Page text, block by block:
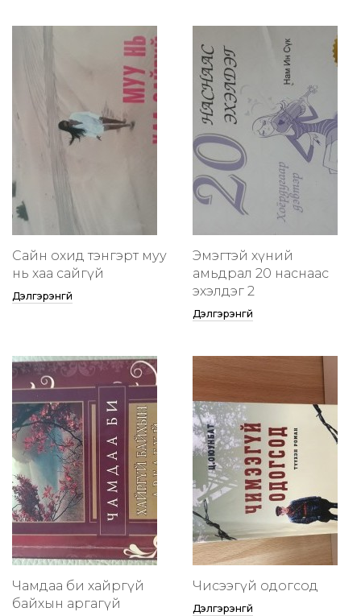
Сайн охид тэнгэрт муу
нь хаа сайгүй
Дэлгэрэнгүй
Эмэгтэй хүний
амьдрал 20 наснаас
эхэлдэг 2
Дэлгэрэнгүй
Чамдаа би хайргүй
байхын аргагүй
Чисээгүй одогсод
Дэлгэрэнгүй